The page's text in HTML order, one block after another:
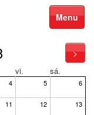
Menu
>
vi. sá.
4 5 6
11 12 13